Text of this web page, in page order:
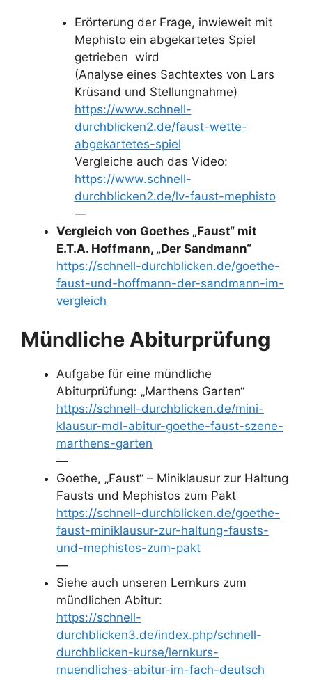
Erörterung der Frage, inwieweit mit
Mephisto ein abgekartetes Spiel
getrieben wird
(Analyse eines Sachtextes von Lars
Krüsand und Stellungnahme)
https://www.schnell-
durchblicken2.de/faust-wette-
abgekartetes-spiel
Vergleiche auch das Video:
https://www.schnell-
durchblicken2.de/lv-faust-mephisto
—
Vergleich von Goethes „Faust“ mit
E.T.A. Hoffmann, „Der Sandmann“
https://schnell-durchblicken.de/goethe-
faust-und-hoffmann-der-sandmann-im-
vergleich
Mündliche Abiturprüfung
Aufgabe für eine mündliche
Abiturprüfung: „Marthens Garten“
https://schnell-durchblicken.de/mini-
klausur-mdl-abitur-goethe-faust-szene-
marthens-garten
—
Goethe, „Faust“ – Miniklausur zur Haltung
Fausts und Mephistos zum Pakt
https://schnell-durchblicken.de/goethe-
faust-miniklausur-zur-haltung-fausts-
und-mephistos-zum-pakt
—
Siehe auch unseren Lernkurs zum
mündlichen Abitur:
https://schnell-
durchblicken3.de/index.php/schnell-
durchblicken-kurse/lernkurs-
muendliches-abitur-im-fach-deutsch